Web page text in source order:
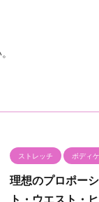
ストレッチ ボディ
理想のプロポー
ト・ウエスト・